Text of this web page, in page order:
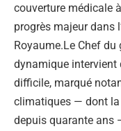
couverture médicale
progrès majeur dans
Royaume.Le Chef du
dynamique intervient
difficile, marqué
climatiques — dont la
depuis quarante ans